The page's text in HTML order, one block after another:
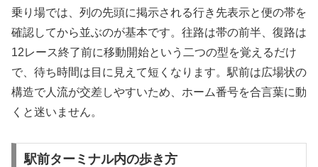
乗り場では、列の先頭に掲示される行き先表示と便の帯を
確認してから並ぶのが基本です。往路は帯の前半、復路は
12レース終了前に移動開始という二つの型を覚えるだけ
で、待ち時間は目に見えて短くなります。駅前は広場状の
構造で人流が交差しやすいため、ホーム番号を合言葉に動
くと迷いません。
駅前ターミナル内の歩き方